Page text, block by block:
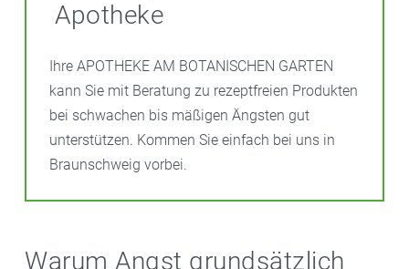
Apotheke
Ihre APOTHEKE AM BOTANISCHEN GARTEN
kann Sie mit Beratung zu rezeptfreien Produkten
bei schwachen bis mäßigen Ängsten gut
unterstützen. Kommen Sie einfach bei uns in
Braunschweig vorbei.
Warum Angst grundsätzlich